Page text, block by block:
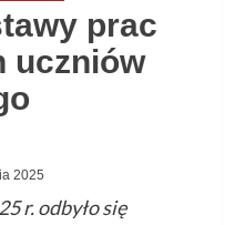
prac
uczniów
2025
r. odbyło się